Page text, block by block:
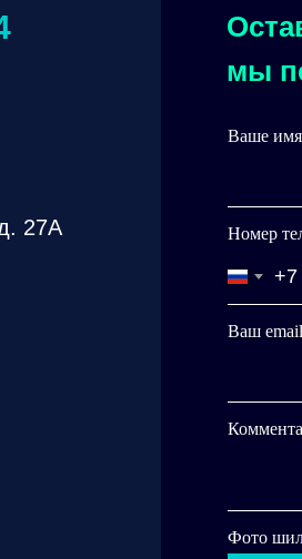
мы
Ваше имя
Номер
+7
Ваш email
Фото
27А